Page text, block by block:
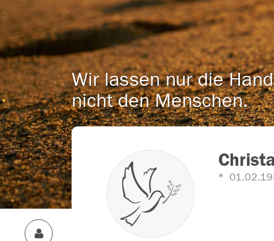
Wir lassen nur die
nicht den Menschen.